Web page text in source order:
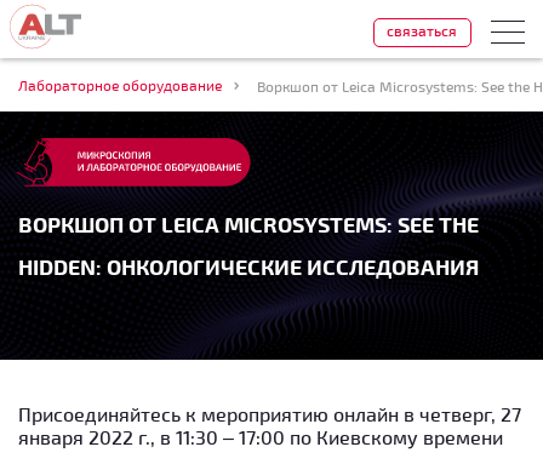
Лабораторное оборудование Воркшоп от Leica Microsystems: See the
ВОРКШОП ОТ LEICA MICROSYSTEMS: SEE THE
HIDDEN: ОНКОЛОГИЧЕСКИЕ ИССЛЕДОВАНИЯ
связаться
Присоединяйтесь к мероприятию онлайн в четверг, 27
января 2022 г., в 11:30 – 17:00 по Киевскому времени